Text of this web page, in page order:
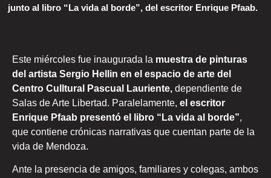
junto al libro “La vida al borde”, del escritor Enrique Pfaab.
Este miércoles fue inaugurada la muestra de pinturas
del artista Sergio Hellin en el espacio de arte del
Centro Culltural Pascual Lauriente, dependiente de
Salas de Arte Libertad. Paralelamente, el escritor
Enrique Pfaab presentó el libro “La vida al borde”,
que contiene crónicas narrativas que cuentan parte de la
vida de Mendoza.
Ante la presencia de amigos, familiares y colegas, ambos